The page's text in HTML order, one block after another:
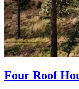
Four Roof